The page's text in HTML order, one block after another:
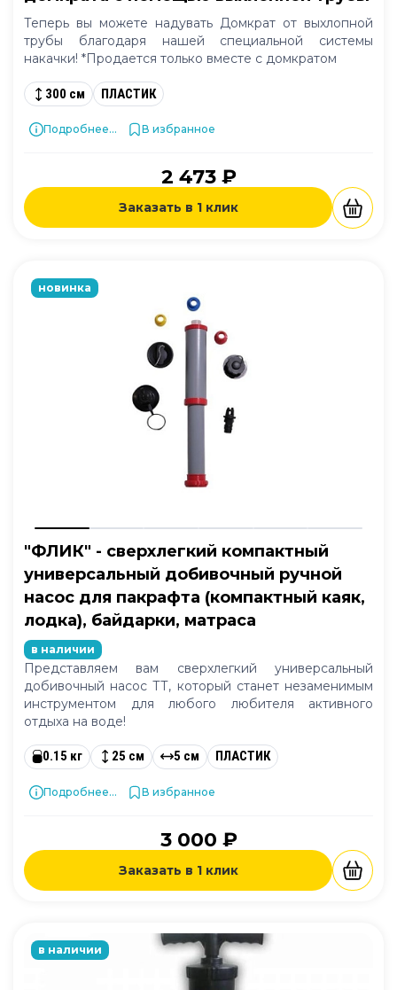
Теперь вы можете надувать Домкрат от выхлопной
трубы благодаря нашей специальной системы
накачки! *Продается только вместе с домкратом
300 см ПЛАСТИК
Подробнее... В избранное
2 473 ₽
Заказать в 1 клик
новинка
"ФЛИК" - сверхлегкий компактный
универсальный добивочный ручной
насос для пакрафта (компактный каяк,
лодка), байдарки, матраса
в наличии
Представляем вам сверхлегкий универсальный
добивочный насос ТТ, который станет незаменимым
инструментом для любого любителя активного
отдыха на воде!
0.15 кг 25 см 5 см ПЛАСТИК
Подробнее... В избранное
3 000 ₽
Заказать в 1 клик
в наличии